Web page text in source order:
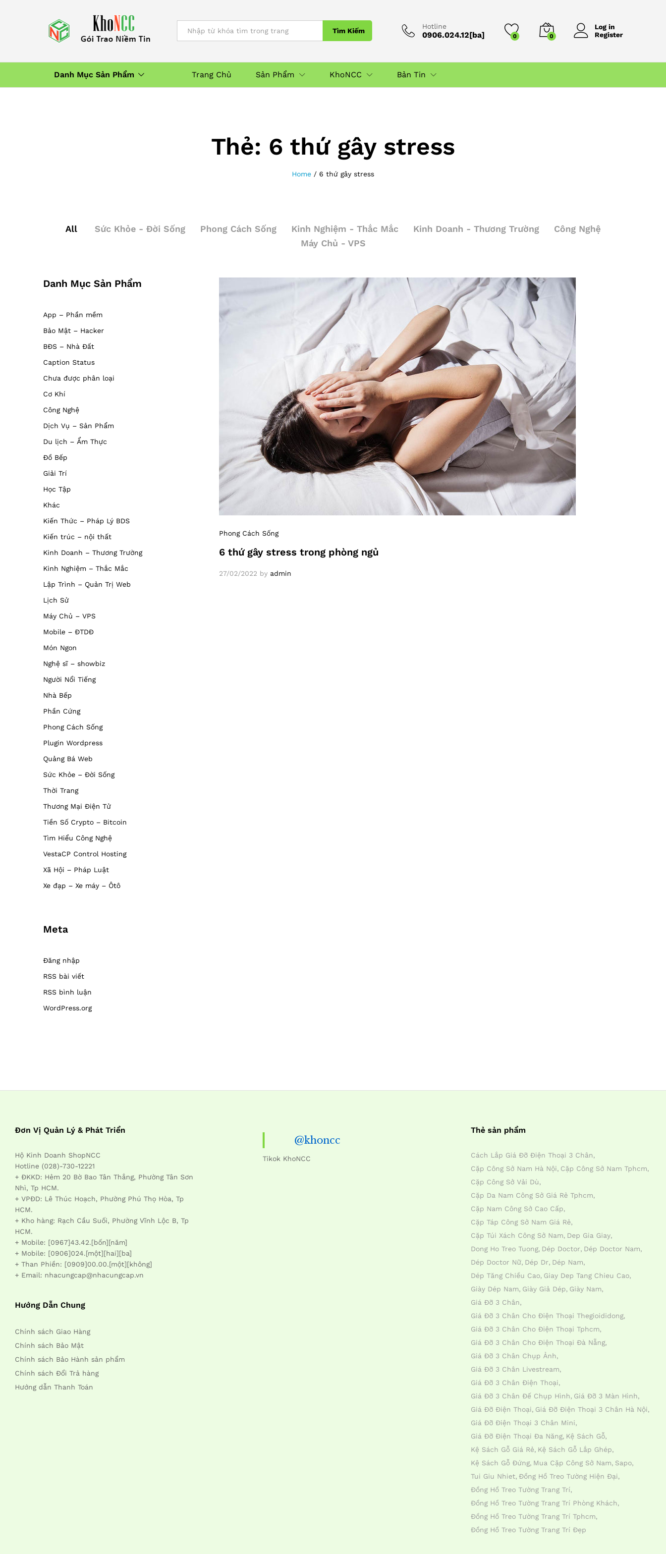
Tìm Kiếm
Hotline
0906.024.12[ba] 0 0
Log in
Register
Danh Mục Sản Phẩm Trang Chủ Sản Phẩm KhoNCC Bản Tin
Thẻ: 6 thứ gây stress
Home / 6 thứ gây stress
All Sức Khỏe - Đời Sống Phong Cách Sống Kinh Nghiệm - Thắc Mắc Kinh Doanh - Thương Trường
Công Nghệ
Máy Chủ - VPS
Phong Cách Sống
6 thứ gây stress trong phòng ngủ
27/02/2022 by admin
Danh Mục Sản Phẩm
App – Phần mềm
Bảo Mật – Hacker
BĐS – Nhà Đất
Caption Status
Chưa được phân loại
Cơ Khí
Công Nghệ
Dịch Vụ – Sản Phẩm
Du lịch – Ẩm Thực
Đồ Bếp
Giải Trí
Học Tập
Khác
Kiến Thức – Pháp Lý BDS
Kiến trúc – nội thất
Kinh Doanh – Thương Trường
Kinh Nghiệm – Thắc Mắc
Lập Trình – Quản Trị Web
Lịch Sử
Máy Chủ – VPS
Mobile – ĐTDĐ
Món Ngon
Nghệ sĩ – showbiz
Người Nổi Tiếng
Nhà Bếp
Phần Cứng
Phong Cách Sống
Plugin Wordpress
Quảng Bá Web
Sức Khỏe – Đời Sống
Thời Trang
Thương Mại Điện Tử
Tiền Số Crypto – Bitcoin
Tìm Hiểu Công Nghệ
VestaCP Control Hosting
Xã Hội – Pháp Luật
Xe đạp – Xe máy – Ôtô
Meta
Đăng nhập
RSS bài viết
RSS bình luận
WordPress.org
Đơn Vị Quản Lý & Phát Triển
Hộ Kinh Doanh ShopNCC
Hotline (028)-730-12221
+ ĐKKD: Hẻm 20 Bờ Bao Tân Thắng, Phường Tân Sơn
Nhì, Tp HCM.
+ VPĐD: Lê Thúc Hoạch, Phường Phú Thọ Hòa, Tp
HCM.
+ Kho hàng: Rạch Cầu Suối, Phường Vĩnh Lộc B, Tp
HCM.
+ Mobile: [0967]43.42.[bốn][năm]
+ Mobile: [0906]024.[một][hai][ba]
+ Than Phiền: [0909]00.00.[một][không]
+ Email: nhacungcap@nhacungcap.vn
Hướng Dẫn Chung
Chính sách Giao Hàng
Chính sách Bảo Mật
Chính sách Bảo Hành sản phẩm
Chính sách Đổi Trả hàng
Hướng dẫn Thanh Toán
@khoncc
Tikok KhoNCC
Thẻ sản phẩm
Cách Lắp Giá Đỡ Điện Thoại 3 Chân
Cặp Công Sở Nam Hà Nội Cặp Công Sở Nam Tphcm
Cặp Công Sở Vải Dù
Cặp Da Nam Công Sở Giá Rẻ Tphcm
Cặp Nam Công Sở Cao Cấp
Cặp Táp Công Sở Nam Giá Rẻ
Cặp Túi Xách Công Sở Nam Dep Gia Giay
Dong Ho Treo Tuong Dép Doctor Dép Doctor Nam
Dép Doctor Nữ Dép Dr Dép Nam
Dép Tăng Chiều Cao Giay Dep Tang Chieu Cao
Giày Dép Nam Giày Giả Dép Giày Nam
Giá Đỡ 3 Chân
Giá Đỡ 3 Chân Cho Điện Thoại Thegioididong
Giá Đỡ 3 Chân Cho Điện Thoại Tphcm
Giá Đỡ 3 Chân Cho Điện Thoại Đà Nẵng
Giá Đỡ 3 Chân Chụp Ảnh
Giá Đỡ 3 Chân Livestream
Giá Đỡ 3 Chân Điện Thoại
Giá Đỡ 3 Chân Đế Chụp Hình Giá Đỡ 3 Màn Hình
Giá Đỡ Điện Thoại Giá Đỡ Điện Thoại 3 Chân Hà Nội
Giá Đỡ Điện Thoại 3 Chân Mini
Giá Đỡ Điện Thoại Đa Năng Kệ Sách Gỗ
Kệ Sách Gỗ Giá Rẻ Kệ Sách Gỗ Lắp Ghép
Kệ Sách Gỗ Đứng Mua Cặp Công Sở Nam Sapo
Tui Giu Nhiet Đồng Hồ Treo Tường Hiện Đại
Đồng Hồ Treo Tường Trang Trí
Đồng Hồ Treo Tường Trang Trí Phòng Khách
Đồng Hồ Treo Tường Trang Trí Tphcm
Đồng Hồ Treo Tường Trang Trí Đẹp